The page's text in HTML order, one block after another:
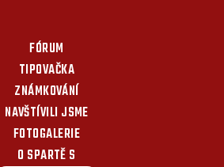
FÓRUM
TIPOVAČKA
ZNÁMKOVÁNÍ
NAVŠTÍVILI JSME
FOTOGALERIE
O SPARTĚ S